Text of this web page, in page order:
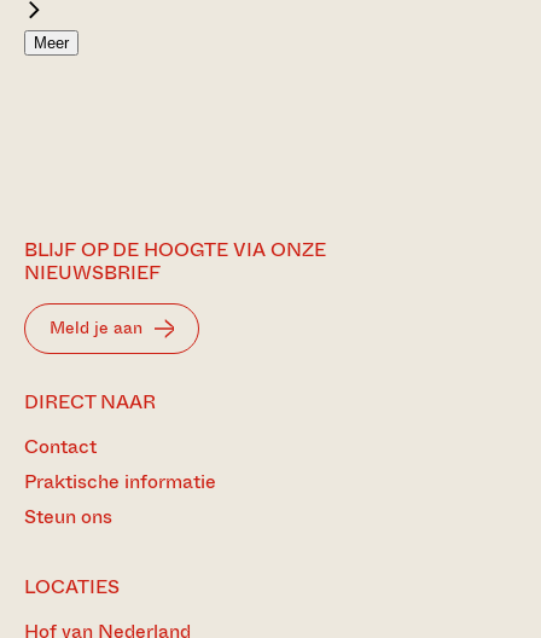
Meer
BLIJF OP DE HOOGTE VIA ONZE
NIEUWSBRIEF
Meld je aan
DIRECT NAAR
Contact
Praktische informatie
Steun ons
LOCATIES
Hof van Nederland